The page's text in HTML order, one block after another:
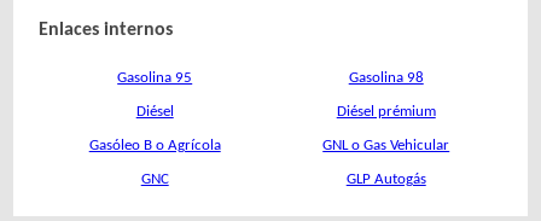
Enlaces internos
Gasolina 95 Gasolina 98
Diésel Diésel prémium
Gasóleo B o Agrícola GNL o Gas Vehicular
GNC GLP Autogás